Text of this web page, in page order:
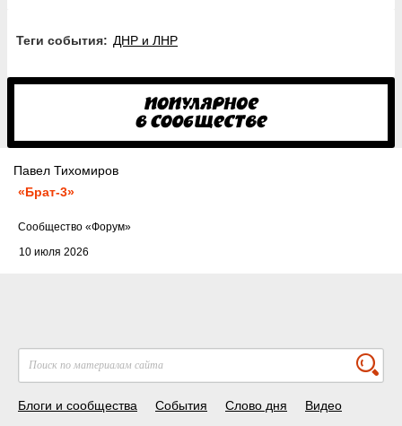
Теги события: ДНР и ЛНР
Павел Тихомиров
«Брат-3»
10 июля 2026
Cообщество «Форум»
Блоги и сообщества События Слово дня Видео